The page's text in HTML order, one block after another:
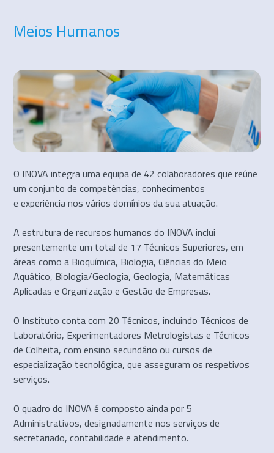
Meios Humanos
O INOVA integra uma equipa de 42 colaboradores que reúne
um conjunto de competências, conhecimentos
e experiência nos vários domínios da sua atuação.
A estrutura de recursos humanos do INOVA inclui
presentemente um total de 17 Técnicos Superiores, em
áreas como a Bioquímica, Biologia, Ciências do Meio
Aquático, Biologia/Geologia, Geologia, Matemáticas
Aplicadas e Organização e Gestão de Empresas.
O Instituto conta com 20 Técnicos, incluindo Técnicos de
Laboratório, Experimentadores Metrologistas e Técnicos
de Colheita, com ensino secundário ou cursos de
especialização tecnológica, que asseguram os respetivos
serviços.
O quadro do INOVA é composto ainda por 5
Administrativos, designadamente nos serviços de
secretariado, contabilidade e atendimento.